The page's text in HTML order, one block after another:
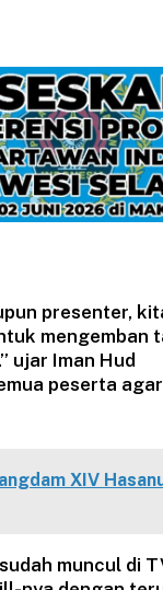
presenter,
mengemban
ujar Iman Hud
peserta
XIV
muncul di